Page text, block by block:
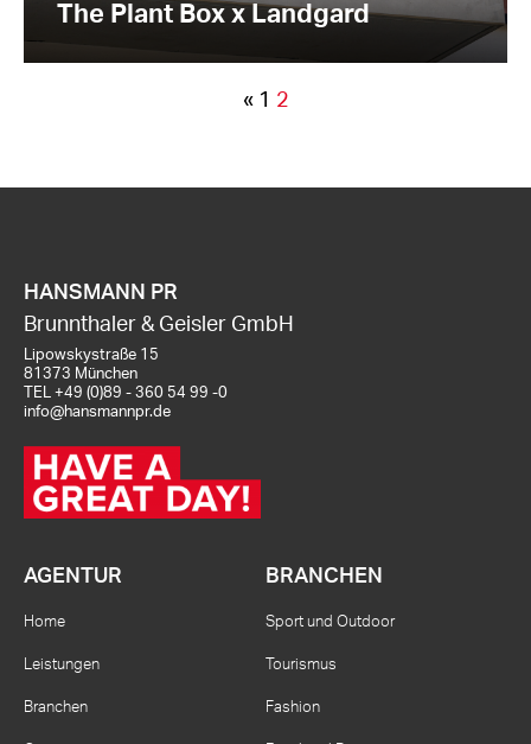
The Plant Box x Landgard
« 1 2
HANSMANN PR
Brunnthaler & Geisler GmbH
Lipowskystraße 15
81373 München
TEL +49 (0)89 - 360 54 99 -0
info@hansmannpr.de
AGENTUR
Home
Leistungen
Branchen
BRANCHEN
Sport und Outdoor
Tourismus
Fashion